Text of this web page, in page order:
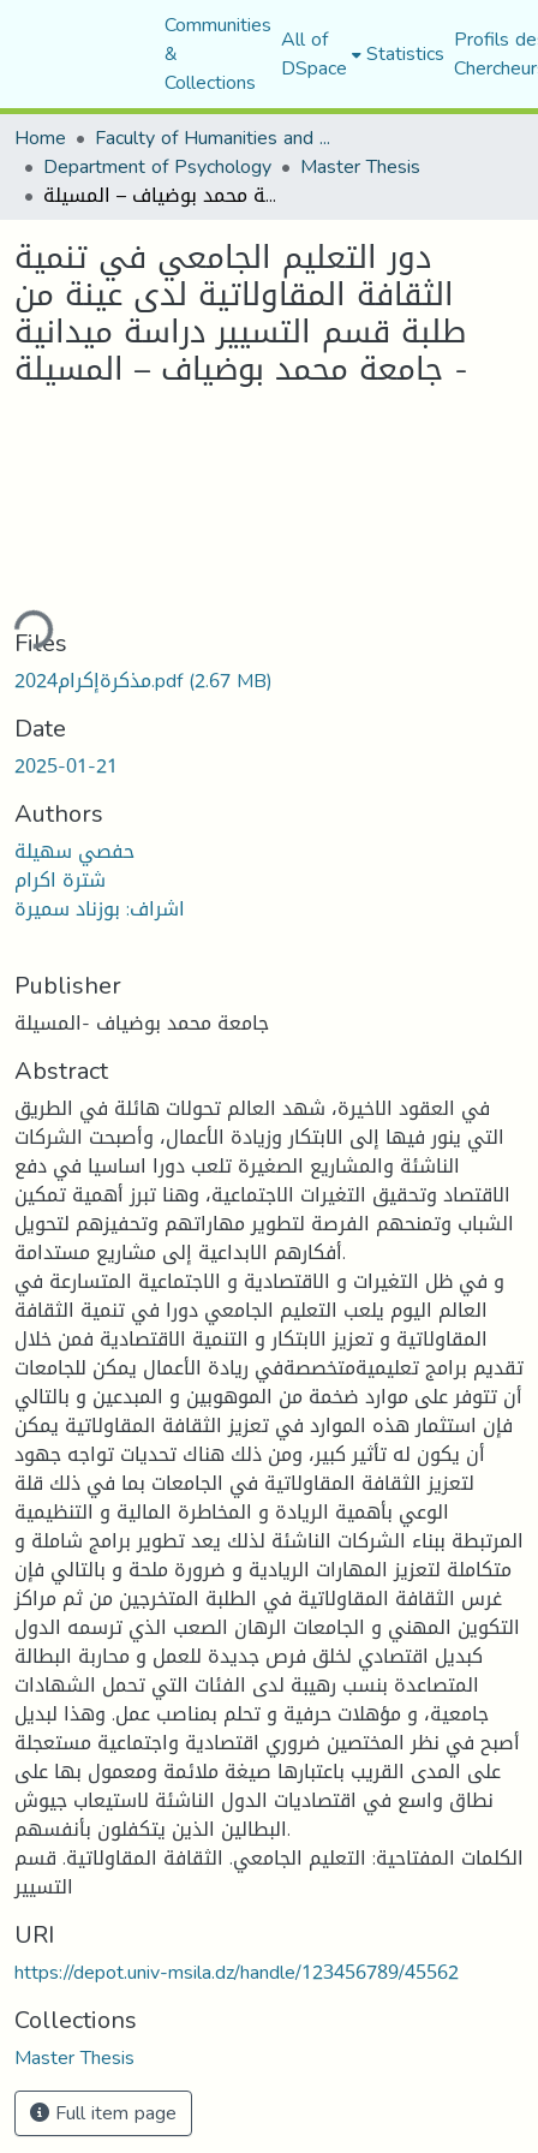
Communities
&
Collections
All of
DSpace Statistics Profils
Home
Faculty of Humanities and Social Sciences
Department of Psychology Master Thesis
دور التعليم الجامعي في تنمية الثقافة المقاولاتية لدى عينة من طلبة قسم التسيير دراسة ميدانية جامعة محمد بوضياف – المسيلة -
دور التعليم الجامعي في تنمية
الثقافة المقاولاتية لدى عينة من
طلبة قسم التسيير دراسة ميدانية
جامعة محمد بوضياف – المسيلة -
Files
مذكرةإكرام2024.pdf(2.67 MB)
Date
2025-01-21
Authors
حفصي سهيلة
شترة اكرام
اشراف: بوزناد سميرة
Publisher
جامعة محمد بوضياف -المسيلة
Abstract
في العقود الاخيرة، شهد العالم تحولات هائلة في الطريق
التي ينور فيها إلى الابتكار وزيادة الأعمال، وأصبحت الشركات
الناشئة والمشاريع الصغيرة تلعب دورا اساسيا في دفع
الاقتصاد وتحقيق التغيرات الاجتماعية، وهنا تبرز أهمية تمكين
الشباب وتمنحهم الفرصة لتطوير مهاراتهم وتحفيزهم لتحويل
أفكارهم الابداعية إلى مشاريع مستدامة.
و في ظل التغيرات و الاقتصادية و الاجتماعية المتسارعة في
العالم اليوم يلعب التعليم الجامعي دورا في تنمية الثقافة
المقاولاتية و تعزيز الابتكار و التنمية الاقتصادية فمن خلال
تقديم برامج تعليميةمتخصصةفي ريادة الأعمال يمكن للجامعات
أن تتوفر على موارد ضخمة من الموهوبين و المبدعين و بالتالي
فإن استثمار هذه الموارد في تعزيز الثقافة المقاولاتية يمكن
أن يكون له تأثير كبير، ومن ذلك هناك تحديات تواجه جهود
لتعزيز الثقافة المقاولاتية في الجامعات بما في ذلك قلة
الوعي بأهمية الريادة و المخاطرة المالية و التنظيمية
المرتبطة ببناء الشركات الناشئة لذلك يعد تطوير برامج شاملة و
متكاملة لتعزيز المهارات الريادية و ضرورة ملحة و بالتالي فإن
غرس الثقافة المقاولاتية في الطلبة المتخرجين من ثم مراكز
التكوين المهني و الجامعات الرهان الصعب الذي ترسمه الدول
كبديل اقتصادي لخلق فرص جديدة للعمل و محاربة البطالة
المتصاعدة بنسب رهيبة لدى الفئات التي تحمل الشهادات
جامعية، و مؤهلات حرفية و تحلم بمناصب عمل. وهذا لبديل
أصبح في نظر المختصين ضروري اقتصادية واجتماعية مستعجلة
على المدى القريب باعتبارها صيغة ملائمة ومعمول بها على
نطاق واسع في اقتصاديات الدول الناشئة لاستيعاب جيوش
البطالين الذين يتكفلون بأنفسهم.
الكلمات المفتاحية: التعليم الجامعي. الثقافة المقاولاتية. قسم
التسيير
URI
https://depot.univ-msila.dz/handle/123456789/45562
Collections
Master Thesis
Full item page